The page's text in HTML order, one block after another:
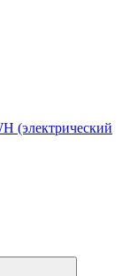
(электрический